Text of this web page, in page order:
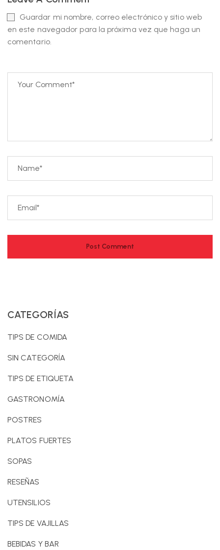
Guardar mi nombre, correo electrónico y sitio web
en este navegador para la próxima vez que haga un
comentario.
CATEGORÍAS
TIPS DE COMIDA
SIN CATEGORÍA
TIPS DE ETIQUETA
GASTRONOMÍA
POSTRES
PLATOS FUERTES
SOPAS
RESEÑAS
UTENSILIOS
TIPS DE VAJILLAS
BEBIDAS Y BAR